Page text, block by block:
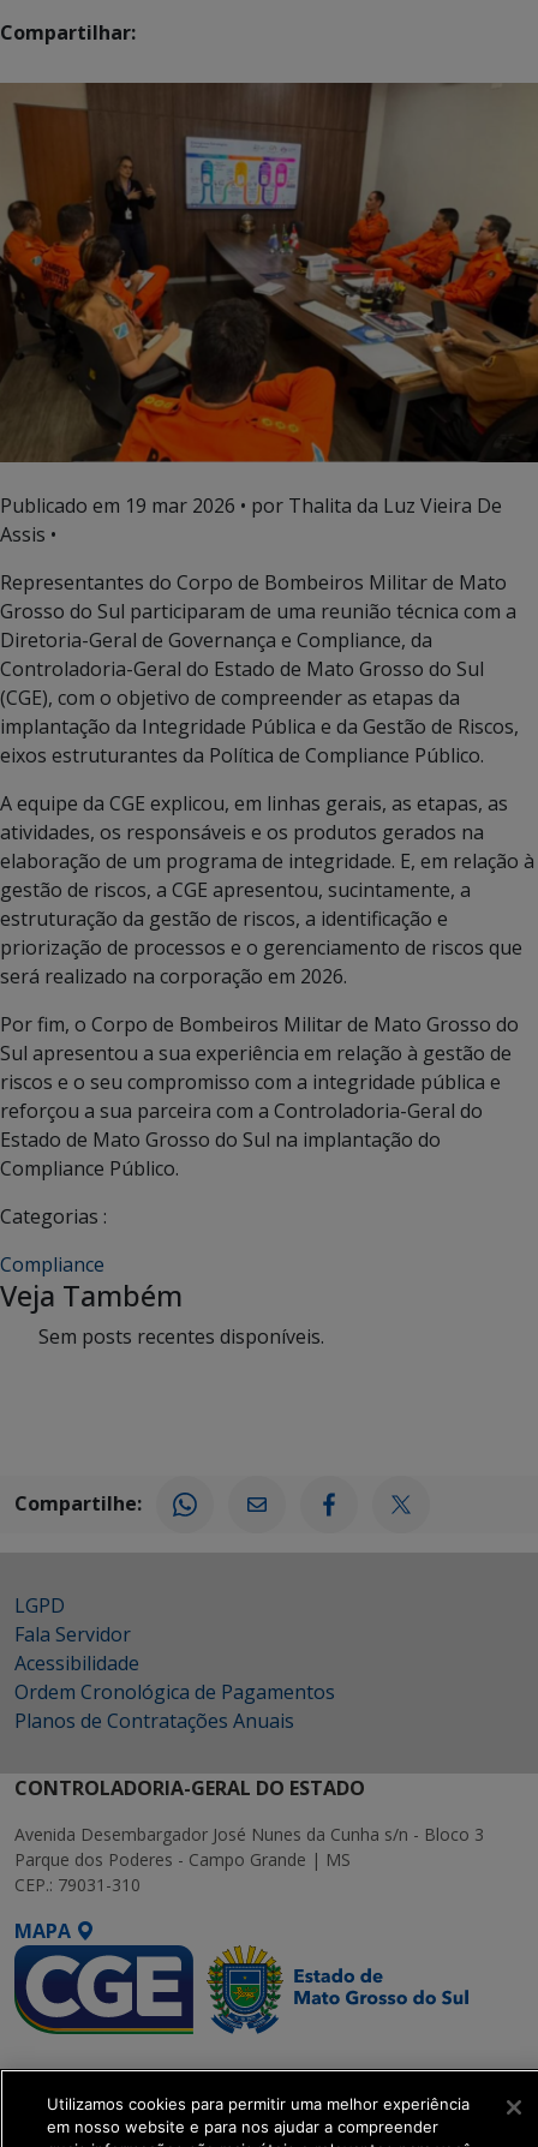
Compartilhar:
Publicado em 19 mar 2026 • por Thalita da Luz Vieira De
Assis •
Representantes do Corpo de Bombeiros Militar de Mato
Grosso do Sul participaram de uma reunião técnica com a
Diretoria-Geral de Governança e Compliance, da
Controladoria-Geral do Estado de Mato Grosso do Sul
(CGE), com o objetivo de compreender as etapas da
implantação da Integridade Pública e da Gestão de Riscos,
eixos estruturantes da Política de Compliance Público.
A equipe da CGE explicou, em linhas gerais, as etapas, as
atividades, os responsáveis e os produtos gerados na
elaboração de um programa de integridade. E, em relação à
gestão de riscos, a CGE apresentou, sucintamente, a
estruturação da gestão de riscos, a identificação e
priorização de processos e o gerenciamento de riscos que
será realizado na corporação em 2026.
Por fim, o Corpo de Bombeiros Militar de Mato Grosso do
Sul apresentou a sua experiência em relação à gestão de
riscos e o seu compromisso com a integridade pública e
reforçou a sua parceira com a Controladoria-Geral do
Estado de Mato Grosso do Sul na implantação do
Compliance Público.
Categorias :
Compliance
Veja Também
Sem posts recentes disponíveis.
Compartilhe:
LGPD
Fala Servidor
Acessibilidade
Ordem Cronológica de Pagamentos
Planos de Contratações Anuais
CONTROLADORIA-GERAL DO ESTADO
Avenida Desembargador José Nunes da Cunha s/n - Bloco 3
Parque dos Poderes - Campo Grande | MS
CEP.: 79031-310
MAPA
SETDIG | Secretaria-
Executiva de
Transformação Digital
Utilizamos cookies para permitir uma melhor experiência
em nosso website e para nos ajudar a compreender